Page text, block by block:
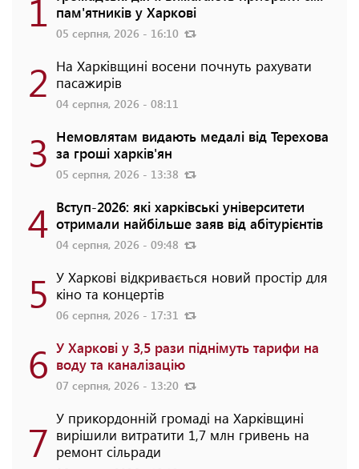
пам'ятників у Харкові
05 серпня, 2026 - 16:10
2 На Харківщині восени почнуть рахувати
пасажирів
04 серпня, 2026 - 08:11
3 Немовлятам видають медалі від Терехова
за гроші харків'ян
05 серпня, 2026 - 13:38
4 Вступ-2026: які харківські університети
отримали найбільше заяв від абітурієнтів
04 серпня, 2026 - 09:48
5 У Харкові відкривається новий простір для
кіно та концертів
06 серпня, 2026 - 17:31
6 У Харкові у 3,5 рази піднімуть тарифи на
воду та каналізацію
07 серпня, 2026 - 13:20
7 У прикордонній громаді на Харківщині
вирішили витратити 1,7 млн гривень на
ремонт сільради